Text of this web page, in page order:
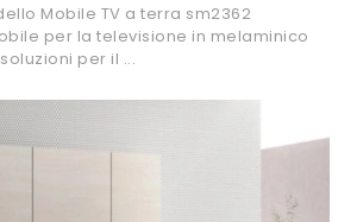
Mobile TV a terra sm2362
per la televisione in melaminico
per il ...